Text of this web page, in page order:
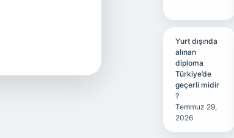
Yurt dışında
alınan
diploma
Türkiye’de
geçerli midir
?
Temmuz 29,
2026